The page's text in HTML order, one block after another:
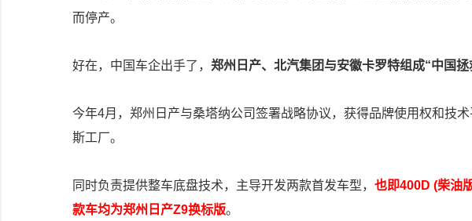
而停产。
好在，中国车企出手了， 郑州日产、北汽集团与安徽卡罗特组成“中国拯
今年4月，郑州日产与桑塔纳公司签署战略协议，获得品牌使用权和技
斯工厂。
同时负责提供整车底盘技术，主导开发两款首发车型， 也即400D (柴油
款车均为郑州日产Z9换标版。